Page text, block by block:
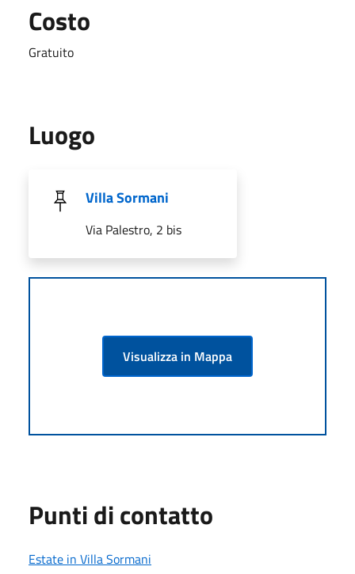
Costo
Gratuito
Luogo
Villa Sormani
Via Palestro, 2 bis
Visualizza in Mappa
Punti di contatto
Estate in Villa Sormani